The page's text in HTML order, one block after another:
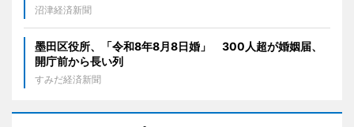
沼津経済新聞
墨田区役所、「令和8年8月8日婚」 300人超が婚姻届、
開庁前から長い列
すみだ経済新聞